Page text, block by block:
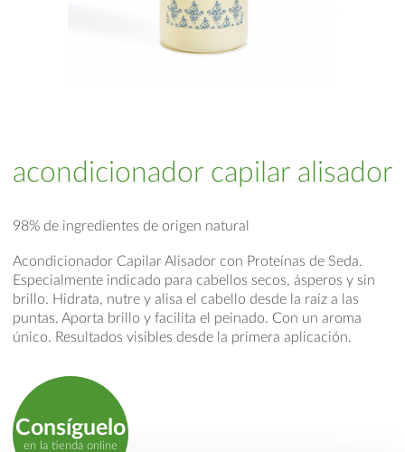
acondicionador capilar alisador
98% de ingredientes de origen natural
Acondicionador Capilar Alisador con Proteínas de Seda.
Especialmente indicado para cabellos secos, ásperos y sin
brillo. Hidrata, nutre y alisa el cabello desde la raíz a las
puntas. Aporta brillo y facilita el peinado. Con un aroma
único. Resultados visibles desde la primera aplicación.
Consíguelo
en la tienda online